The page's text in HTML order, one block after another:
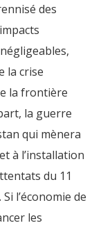
des
la crise
la frontière
la guerre
qui mènera
à l’installation
du 11
l’économie de
les